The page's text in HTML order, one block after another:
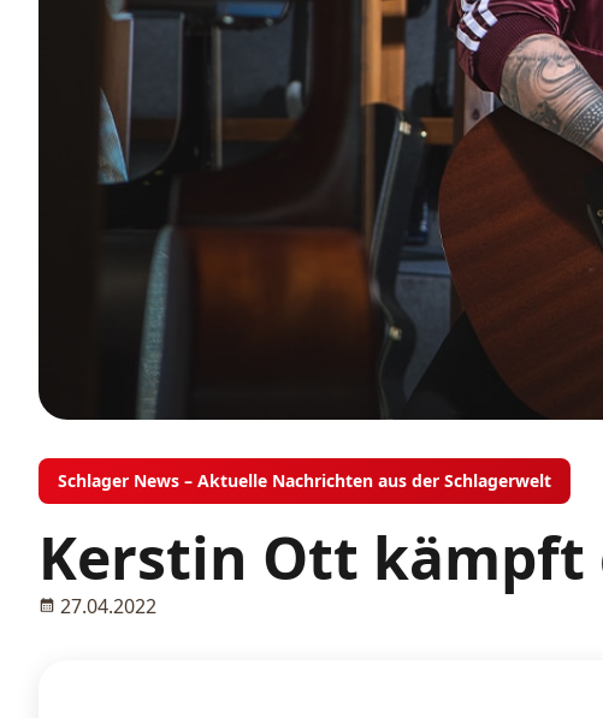
Schlager News – Aktuelle Nachrichten aus der Schlagerwelt
Kerstin Ott kämpft
27.04.2022